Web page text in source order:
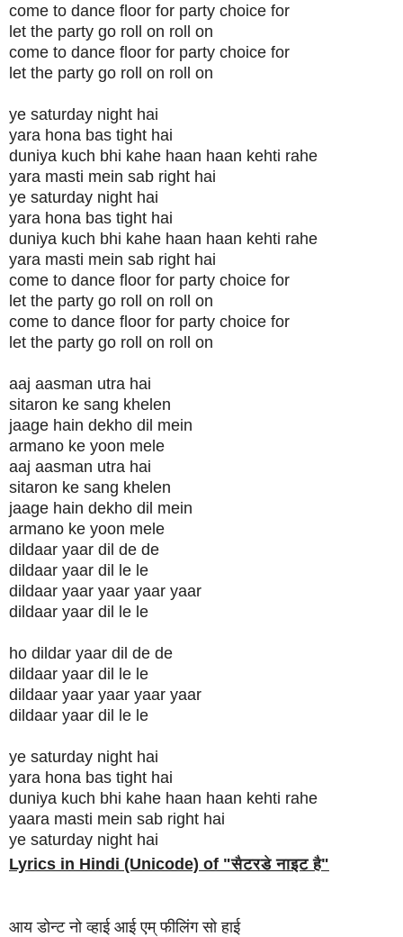
come to dance floor for party choice for
let the party go roll on roll on
come to dance floor for party choice for
let the party go roll on roll on
ye saturday night hai
yara hona bas tight hai
duniya kuch bhi kahe haan haan kehti rahe
yara masti mein sab right hai
ye saturday night hai
yara hona bas tight hai
duniya kuch bhi kahe haan haan kehti rahe
yara masti mein sab right hai
come to dance floor for party choice for
let the party go roll on roll on
come to dance floor for party choice for
let the party go roll on roll on
aaj aasman utra hai
sitaron ke sang khelen
jaage hain dekho dil mein
armano ke yoon mele
aaj aasman utra hai
sitaron ke sang khelen
jaage hain dekho dil mein
armano ke yoon mele
dildaar yaar dil de de
dildaar yaar dil le le
dildaar yaar yaar yaar yaar
dildaar yaar dil le le
ho dildar yaar dil de de
dildaar yaar dil le le
dildaar yaar yaar yaar yaar
dildaar yaar dil le le
ye saturday night hai
yara hona bas tight hai
duniya kuch bhi kahe haan haan kehti rahe
yaara masti mein sab right hai
ye saturday night hai
Lyrics in Hindi (Unicode) of "सैटरडे नाइट है"
आय डोन्ट नो व्हाई आई एम् फीलिंग सो हाई